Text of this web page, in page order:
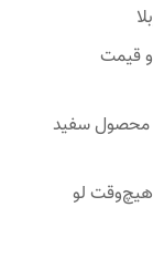
و قیمت
محصول سفید
هیچ‌وقت لو